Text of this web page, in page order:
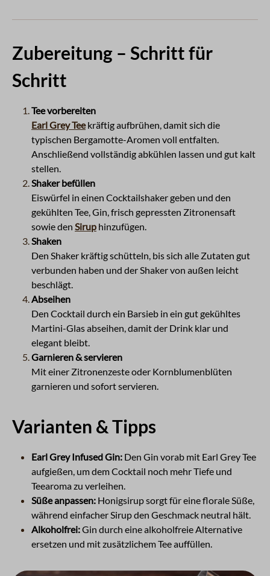
Zubereitung – Schritt für
Schritt
Tee vorbereiten
Earl Grey Teekräftig aufbrühen, damit sich die
typischen Bergamotte-Aromen voll entfalten.
Anschließend vollständig abkühlen lassen und gut kalt
stellen.
Shaker befüllen
Eiswürfel in einen Cocktailshaker geben und den
gekühlten Tee, Gin, frisch gepressten Zitronensaft
sowie den Sirup hinzufügen.
Shaken
Den Shaker kräftig schütteln, bis sich alle Zutaten gut
verbunden haben und der Shaker von außen leicht
beschlägt.
Abseihen
Den Cocktail durch ein Barsieb in ein gut gekühltes
Martini-Glas abseihen, damit der Drink klar und
elegant bleibt.
Garnieren & servieren
Mit einer Zitronenzeste oder Kornblumenblüten
garnieren und sofort servieren.
Varianten & Tipps
Earl Grey Infused Gin: Den Gin vorab mit Earl Grey Tee
aufgießen, um dem Cocktail noch mehr Tiefe und
Teearoma zu verleihen.
Süße anpassen: Honigsirup sorgt für eine florale Süße,
während einfacher Sirup den Geschmack neutral hält.
Alkoholfrei:Gin durch eine alkoholfreie Alternative
ersetzen und mit zusätzlichem Tee auffüllen.